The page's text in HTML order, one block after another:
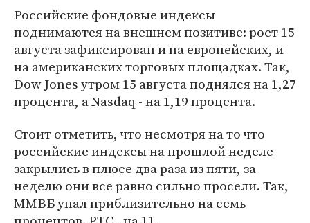
Российские фондовые индексы
поднимаются на внешнем позитиве: рост 15
августа зафиксирован и на европейских, и
на американских торговых площадках. Так,
Dow Jones утром 15 августа поднялся на 1,27
процента, а Nasdaq - на 1,19 процента.
Стоит отметить, что несмотря на то что
российские индексы на прошлой неделе
закрылись в плюсе два раза из пяти, за
неделю они все равно сильно просели. Так,
ММВБ упал приблизительно на семь